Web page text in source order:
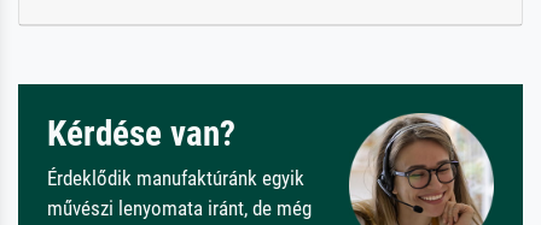
Kérdése van?
Érdeklődik manufaktúránk egyik
művészi lenyomata iránt, de még